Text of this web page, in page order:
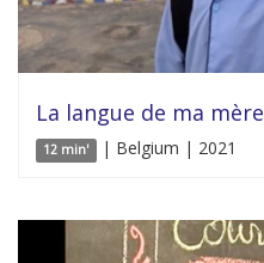
La langue de ma mère
12 min' | Belgium | 2021